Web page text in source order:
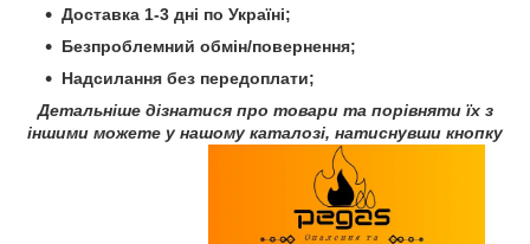
Доставка 1-3 дні по Україні;
Безпроблемний обмін/повернення;
Надсилання без передоплати;
Детальніше дізнатися про товари та порівняти їх з
іншими можете у нашому каталозі, натиснувши кнопку